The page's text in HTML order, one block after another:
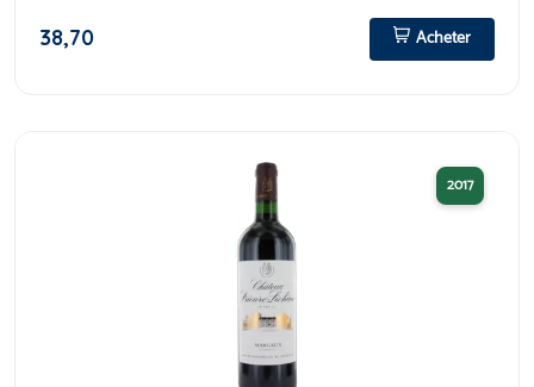
38,70
Acheter
2017